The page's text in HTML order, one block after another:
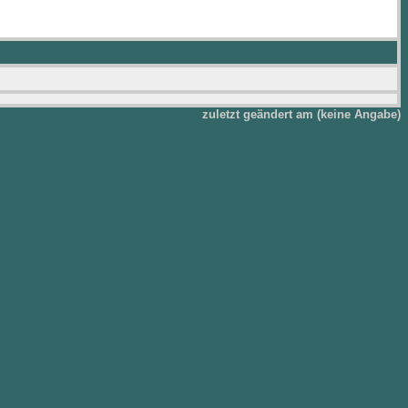
zuletzt geändert am (keine Angabe)